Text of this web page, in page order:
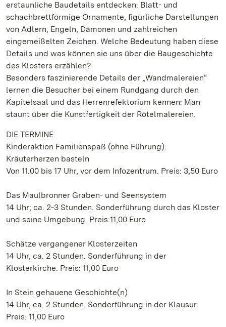
erstaunliche Baudetails entdecken: Blatt- und
schachbrettförmige Ornamente, figürliche Darstellungen
von Adlern, Engeln, Dämonen und zahlreichen
eingemeißelten Zeichen. Welche Bedeutung haben diese
Details und was können sie uns über die Baugeschichte
des Klosters erzählen?
Besonders faszinierende Details der „Wandmalereien“
lernen die Besucher bei einem Rundgang durch den
Kapitelsaal und das Herrenrefektorium kennen: Man
staunt über die Kunstfertigkeit der Rötelmalereien.
DIE TERMINE
Kinderaktion Familienspaß (ohne Führung):
Kräuterherzen basteln
Von 11.00 bis 17 Uhr, vor dem Infozentrum. Preis: 3,50 Euro
Das Maulbronner Graben- und Seensystem
14 Uhr; ca. 2-3 Stunden. Sonderführung durch das Kloster
und seine Umgebung. Preis:11,00 Euro
Schätze vergangener Klosterzeiten
14 Uhr, ca. 2 Stunden. Sonderführung in der
Klosterkirche. Preis: 11,00 Euro
In Stein gehauene Geschichte(n)
14 Uhr, ca. 2 Stunden. Sonderführung in der Klausur.
Preis: 11,00 Euro